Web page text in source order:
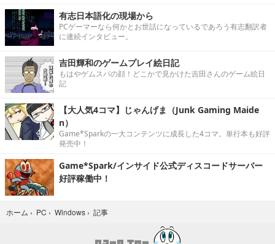
有志日本語化の現場から
PCゲーマーなら何かとお世話になっているであろう有志翻訳者
に連続インタビュー。
吉田輝和のゲームプレイ絵日記
もはやゲムスパの顔！どこかで見かけた吉田さんのゲーム絵日
記
【大人気4コマ】じゃんげま（Junk Gaming Maide
n）
Game*Sparkの一大コンテンツに成長した4コマ。単行本も好評
発売中！
Game*Spark/インサイド公式ディスコードサーバー
好評稼働中！
ホーム › PC › Windows › 記事